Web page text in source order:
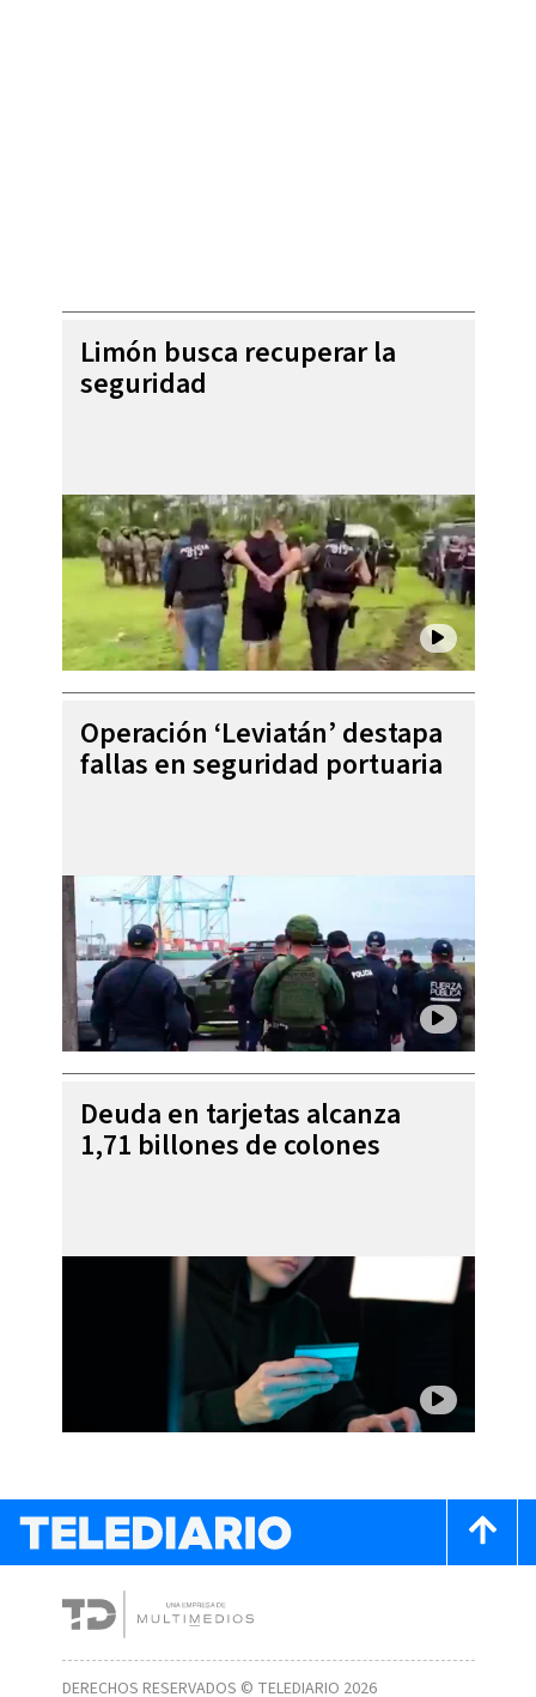
Limón busca recuperar la
seguridad
Operación ‘Leviatán’ destapa
fallas en seguridad portuaria
Deuda en tarjetas alcanza
1,71 billones de colones
DERECHOS RESERVADOS © TELEDIARIO 2026